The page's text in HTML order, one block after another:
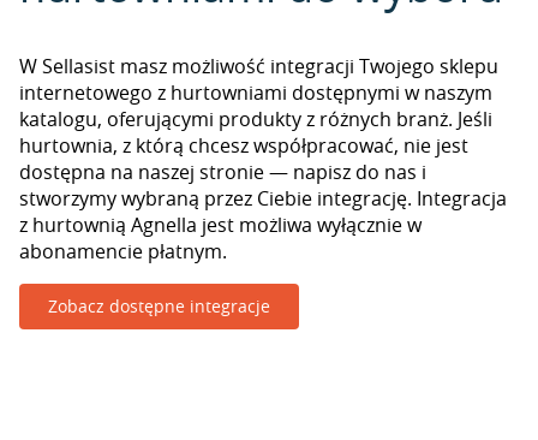
W Sellasist masz możliwość integracji Twojego sklepu
internetowego z hurtowniami dostępnymi w naszym
katalogu, oferującymi produkty z różnych branż. Jeśli
hurtownia, z którą chcesz współpracować, nie jest
dostępna na naszej stronie — napisz do nas i
stworzymy wybraną przez Ciebie integrację. Integracja
z hurtownią Agnella jest możliwa wyłącznie w
abonamencie płatnym.
Zobacz dostępne integracje